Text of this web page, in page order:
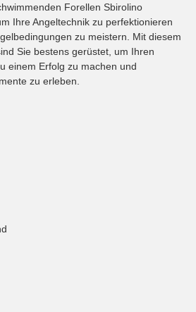
Forellen Sbirolino
Ihre Angeltechnik zu perfektionieren
zu meistern. Mit diesem
Sie bestens gerüstet, um Ihren
einem Erfolg zu machen und
zu erleben.